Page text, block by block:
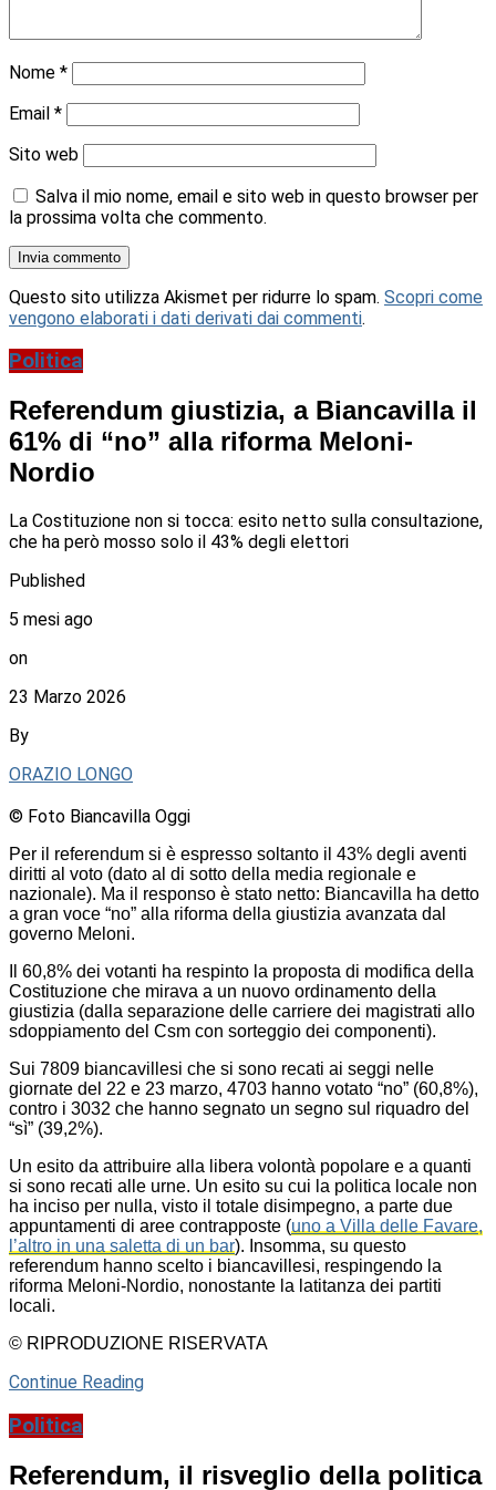
Nome *
Email *
Sito web
Salva il mio nome, email e sito web in questo browser per
la prossima volta che commento.
Questo sito utilizza Akismet per ridurre lo spam. Scopri come
vengono elaborati i dati derivati dai commenti.
Politica
Referendum giustizia, a Biancavilla il
61% di “no” alla riforma Meloni-
Nordio
La Costituzione non si tocca: esito netto sulla consultazione,
che ha però mosso solo il 43% degli elettori
Published
5 mesi ago
on
23 Marzo 2026
By
ORAZIO LONGO
© Foto Biancavilla Oggi
Per il referendum si è espresso soltanto il 43% degli aventi
diritti al voto (dato al di sotto della media regionale e
nazionale). Ma il responso è stato netto: Biancavilla ha detto
a gran voce “no” alla riforma della giustizia avanzata dal
governo Meloni.
Il 60,8% dei votanti ha respinto la proposta di modifica della
Costituzione che mirava a un nuovo ordinamento della
giustizia (dalla separazione delle carriere dei magistrati allo
sdoppiamento del Csm con sorteggio dei componenti).
Sui 7809 biancavillesi che si sono recati ai seggi nelle
giornate del 22 e 23 marzo, 4703 hanno votato “no” (60,8%),
contro i 3032 che hanno segnato un segno sul riquadro del
“sì” (39,2%).
Un esito da attribuire alla libera volontà popolare e a quanti
si sono recati alle urne. Un esito su cui la politica locale non
ha inciso per nulla, visto il totale disimpegno, a parte due
appuntamenti di aree contrapposte (uno a Villa delle Favare,
l’altro in una saletta di un bar). Insomma, su questo
referendum hanno scelto i biancavillesi, respingendo la
riforma Meloni-Nordio, nonostante la latitanza dei partiti
locali.
© RIPRODUZIONE RISERVATA
Continue Reading
Politica
Referendum, il risveglio della politica